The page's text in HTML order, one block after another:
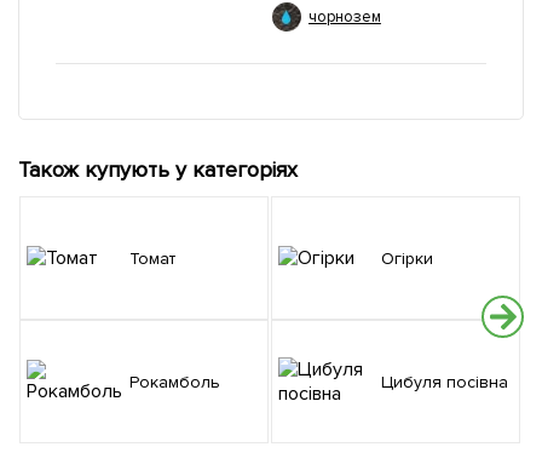
чорнозем
Також купують у категоріях
Томат
Рокамболь
Огірки
Цибуля посівна